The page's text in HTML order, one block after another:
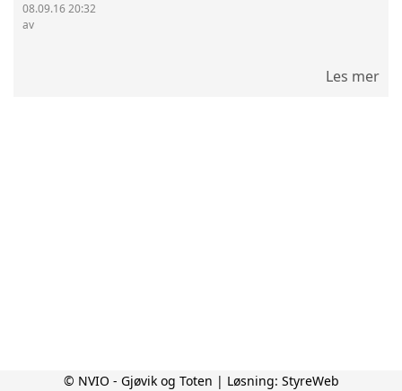
08.09.16 20:32
av
Les mer
© NVIO - Gjøvik og Toten | Løsning: StyreWeb